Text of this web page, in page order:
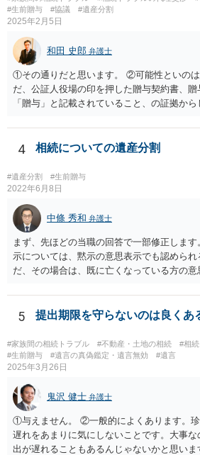
#生前贈与
#協議 #遺産分割
2025年2月5日
和田 史郎 弁護士
①その通りだと思います。 ②可能性といの
だ、公証人役場の印を押した贈与契約書、
「贈与」と記載されていること、の証拠か
わなければ、遺産分割調停を申し立てて進
がしますね。
4 相続についての遺産分割
#遺産分割 #生前贈与
2022年6月8日
中條 秀和 弁護士
まず、先ほどの当職の回答で一部修正しま
示については、黙示の意思表示でも認めら
だ、その場合は、既に亡くなっている方の
持ち戻し免除の意思表示は書面で明確にし
う結論は変わりません。 誤解を与えるよう
戻しをすべて免除する」というのがオーソド
心配ならば、弁護士のところに行って、特別
ついて説明した上で、適切な文言について
しょうか。
5 提出期限を守らないのは良くあ
#家族間の相続トラブル #不動産・土地の相続
#相
#生前贈与
#遺言の真偽鑑定・遺言無効 #遺言
2025年3月26日
鬼沢 健士 弁護士
①与えません。 ②一般的によくあります。
遅れをあまりに気にしないことです。大事
出が遅れることもあるんじゃないかと思い